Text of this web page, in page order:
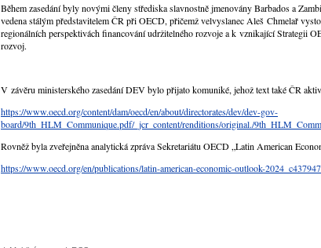
Během zasedání byly novými členy střediska slavnostně jmenovány Barbados a
vedena stálým představitelem ČR při OECD, přičemž velvyslanec Aleš Chmelař
regionálních perspektivách financování udržitelného rozvoje a k vznikající Strategii
rozvoj.
V závěru ministerského zasedání DEV bylo přijato komuniké, jehož text také ČR
https://www.oecd.org/content/dam/oecd/en/about/directorates/dev/dev-gov-
board/9th_HLM_Communique.pdf/_jcr_content/renditions/original./
Rovněž byla zveřejněna analytická zpráva Sekretariátu OECD „Latin American
https://www.oecd.org/en/publications/latin-american-economic-outlook-